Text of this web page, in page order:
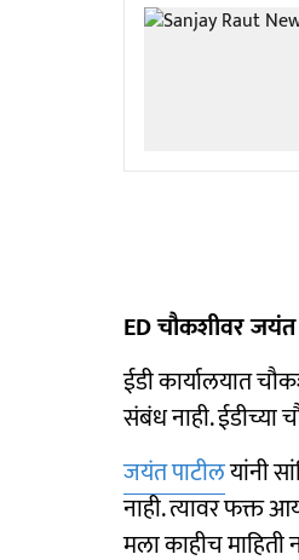
ED चौकशीवर जयंत
ईडी कार्यालयात
संबंध नाही. ईडीच्या
जयंत पाटीलयांनी
नाही. त्यावर फक्त
मला काहीच माहिती